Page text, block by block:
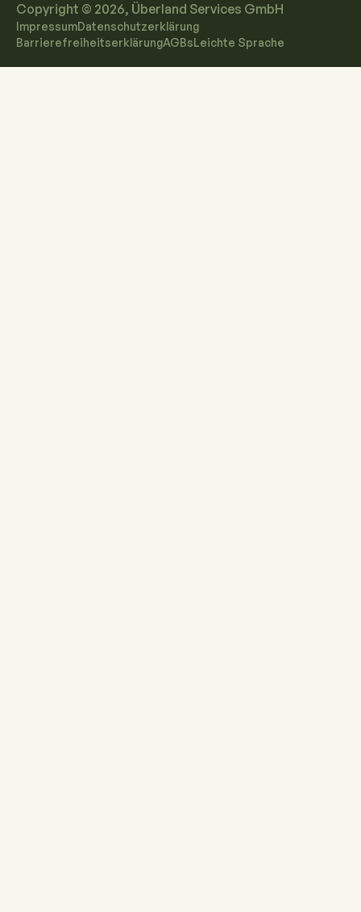
Copyright © 2026, Überland Services GmbH
ImpressumDatenschutzerklärung
BarrierefreiheitserklärungAGBsLeichte Sprache